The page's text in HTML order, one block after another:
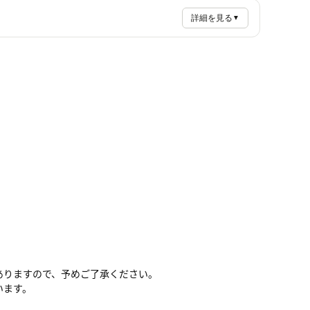
詳細を見る ▼
ますので、予めご了承ください。
す。